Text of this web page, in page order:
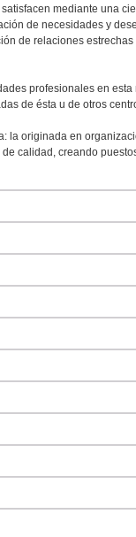
mediante una
de necesidades y
de relaciones
profesionales en
de ésta u de otros
la originada en
calidad, creando